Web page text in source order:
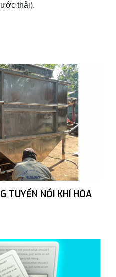
thải).
TUYỂN NỔI KHÍ HÓA